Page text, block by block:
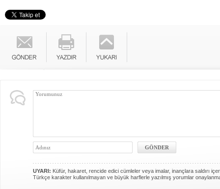
UYARI: Küfür, hakaret, rencide edici cümleler veya imalar, inançlara saldırı
Türkçe karakter kullanılmayan ve büyük harflerle yazılmış yorumlar